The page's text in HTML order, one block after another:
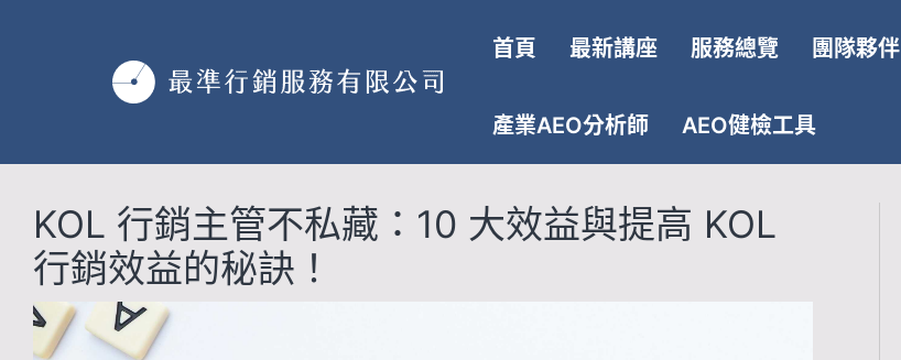
首頁 最新講座 服務總覽 團隊夥伴
產業AEO分析師 AEO健檢工具
KOL 行銷主管不私藏：10 大效益與提高 KOL
行銷效益的秘訣！